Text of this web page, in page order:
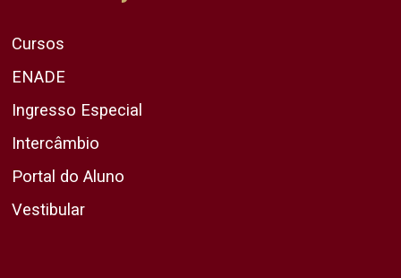
Cursos
ENADE
Ingresso Especial
Intercâmbio
Portal do Aluno
Vestibular